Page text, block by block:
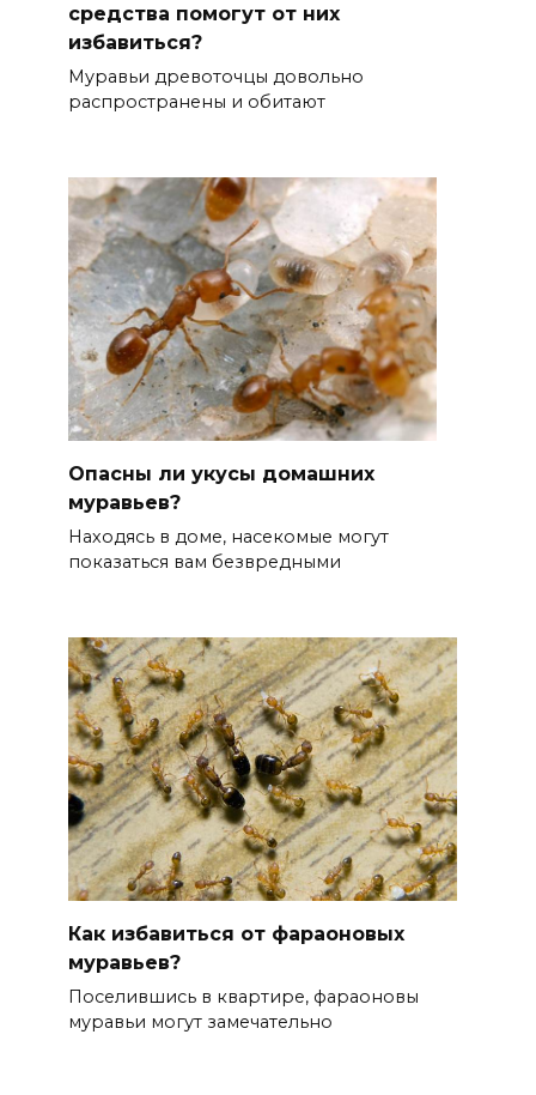
средства помогут от них
избавиться?
Муравьи древоточцы довольно
распространены и обитают
Опасны ли укусы домашних
муравьев?
Находясь в доме, насекомые могут
показаться вам безвредными
Как избавиться от фараоновых
муравьев?
Поселившись в квартире, фараоновы
муравьи могут замечательно